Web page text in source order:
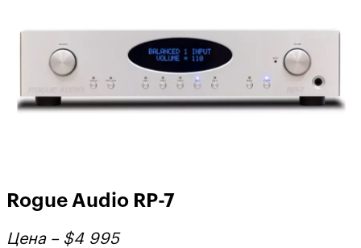
Rogue Audio RP-7
Цена – $4 995